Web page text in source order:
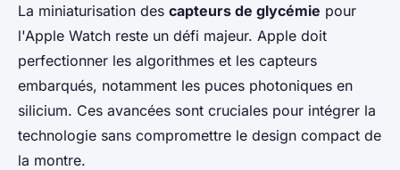
La miniaturisation des capteurs de glycémie pour
l'Apple Watch reste un défi majeur. Apple doit
perfectionner les algorithmes et les capteurs
embarqués, notamment les puces photoniques en
silicium. Ces avancées sont cruciales pour intégrer la
technologie sans compromettre le design compact de
la montre.